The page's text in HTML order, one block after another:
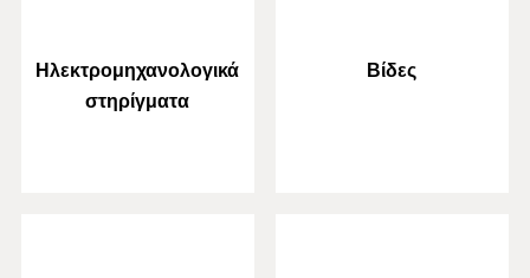
Ηλεκτρομηχανολογικά
στηρίγματα
Βίδες